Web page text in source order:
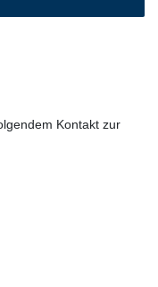
Kontakt zur